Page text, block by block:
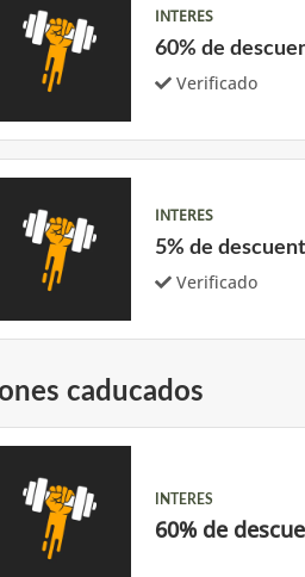
INTERES
60% de
Verificado
INTERES
5% de
Verificado
caducados
INTERES
60% de